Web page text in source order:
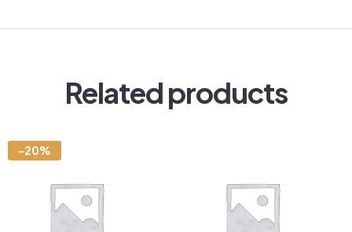
Related products
-20%